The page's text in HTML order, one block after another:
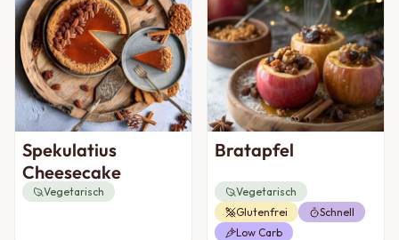
Spekulatius
Cheesecake
Vegetarisch
Bratapfel
Vegetarisch
Glutenfrei
Schnell
Low Carb